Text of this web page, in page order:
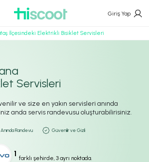
Giriş Yap
İlçesindeki Elektrikli Bisiklet Servisleri
Servisleri
ve size en yakın servisleri anında
anda servis randevusu oluşturabilirisiniz.
Anında Randevu Güvenilir ve Gizli
1 farklı şehirde, 3 ayrı noktada.